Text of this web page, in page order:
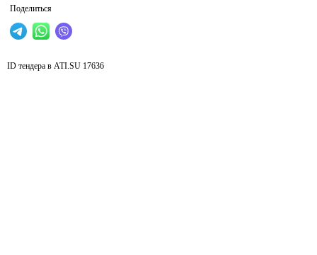
Поделиться
ID тендера в ATI.SU 17636